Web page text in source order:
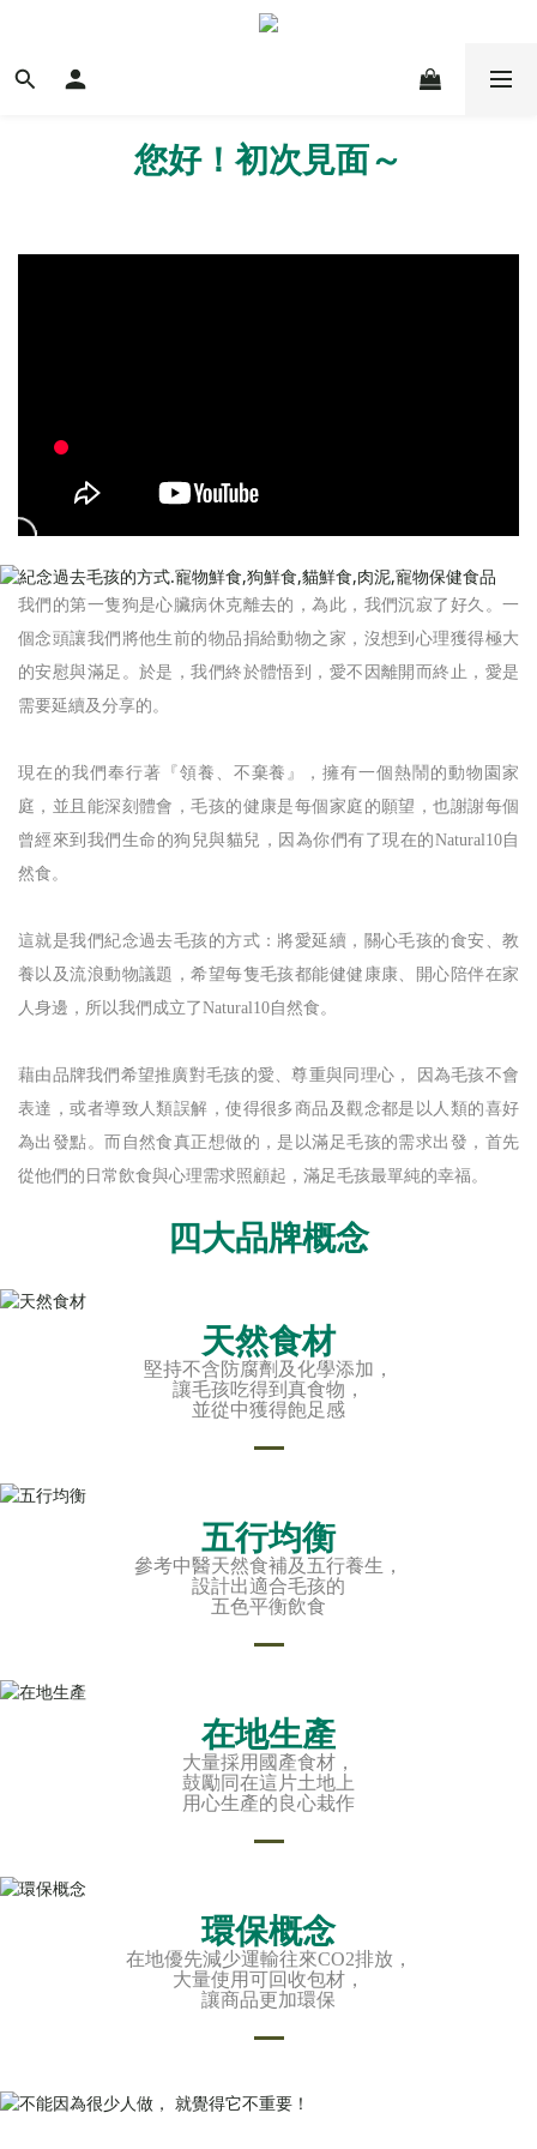
您好！初次見面～
我們的第一隻狗是心臟病休克離去的，為此，我們沉寂了好久。一
個念頭讓我們將他生前的物品捐給動物之家，沒想到心理獲得極大
的安慰與滿足。於是，我們終於體悟到，愛不因離開而終止，愛是
需要延續及分享的。
現在的我們奉行著『領養、不棄養』，擁有一個熱鬧的動物園家
庭，並且能深刻體會，毛孩的健康是每個家庭的願望，也謝謝每個
曾經來到我們生命的狗兒與貓兒，因為你們有了現在的Natural10自
然食。
這就是我們紀念過去毛孩的方式：將愛延續，關心毛孩的食安、教
養以及流浪動物議題，希望每隻毛孩都能健健康康、開心陪伴在家
人身邊，所以我們成立了Natural10自然食。
藉由品牌我們希望推廣對毛孩的愛、尊重與同理心， 因為毛孩不會
表達，或者導致人類誤解，使得很多商品及觀念都是以人類的喜好
為出發點。而自然食真正想做的，是以滿足毛孩的需求出發，首先
從他們的日常飲食與心理需求照顧起，滿足毛孩最單純的幸福。
四大品牌概念
天然食材
堅持不含防腐劑及化學添加，
讓毛孩吃得到真食物，
並從中獲得飽足感
五行均衡
參考中醫天然食補及五行養生，
設計出適合毛孩的
五色平衡飲食
在地生產
大量採用國產食材，
鼓勵同在這片土地上
用心生產的良心栽作
環保概念
在地優先減少運輸往來CO2排放，
大量使用可回收包材，
讓商品更加環保